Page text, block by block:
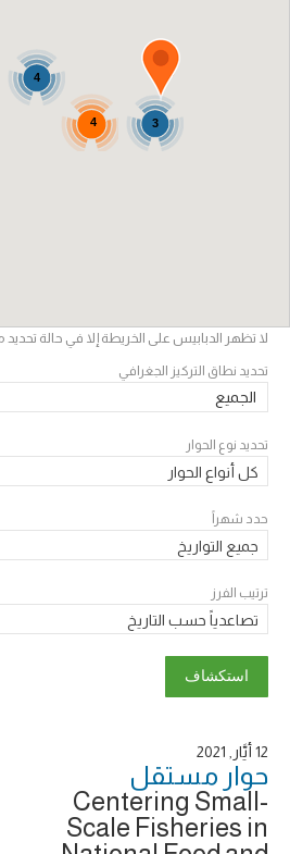
4
3
4
لا تظهر الدبابيس على الخريطة إلا في حالة
تحديد نطاق التركيز الجغرافي
الجميع
تحديد نوع الحوار
كل أنواع الحوار
حدد شهراً
جميع التواريخ
ترتيب الفرز
تصاعدياً حسب التاريخ
12 أَيَّار, 2021
حوار ‎مستقل
Centering Small-
Scale Fisheries in